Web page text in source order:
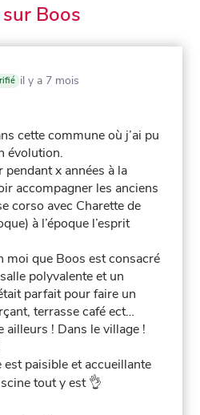
Boos
il y a 7 mois
cette commune où j’ai pu
évolution.
pendant x années à la
accompagner les anciens
corso avec Charette de
à l’époque l’esprit
moi que Boos est consacré
polyvalente et un
parfait pour faire un
terrasse café ect…
ailleurs ! Dans le village !
paisible et accueillante
tout y est 👌